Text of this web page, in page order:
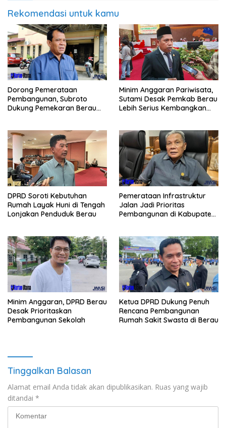
Rekomendasi untuk kamu
Dorong Pemerataan
Pembangunan, Subroto
Dukung Pemekaran Berau
Minim Anggaran Pariwisata,
Sutami Desak Pemkab Berau
Lebih Serius Kembangkan
DPRD Soroti Kebutuhan
Rumah Layak Huni di Tengah
Lonjakan Penduduk Berau
Pemerataan Infrastruktur
Jalan Jadi Prioritas
Pembangunan di Kabupaten
Minim Anggaran, DPRD Berau
Desak Prioritaskan
Pembangunan Sekolah
Ketua DPRD Dukung Penuh
Rencana Pembangunan
Rumah Sakit Swasta di Berau
Tinggalkan Balasan
Alamat email Anda tidak akan dipublikasikan. Ruas yang wajib
ditandai *